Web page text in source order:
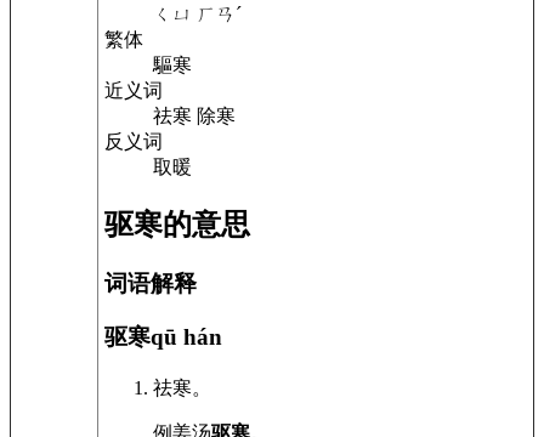
ㄑㄩ ㄏㄢˊ
繁体
驅寒
近义词
祛寒 除寒
反义词
取暖
驱寒的意思
词语解释
驱寒qū hán
祛寒。
例姜汤驱寒。